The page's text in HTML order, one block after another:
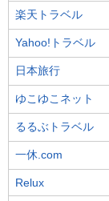
楽天トラベル
Yahoo!トラベル
日本旅行
ゆこゆこネット
るるぶトラベル
一休.com
Relux